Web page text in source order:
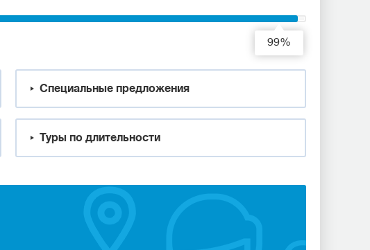
99%
Специальные предложения
Туры по длительности